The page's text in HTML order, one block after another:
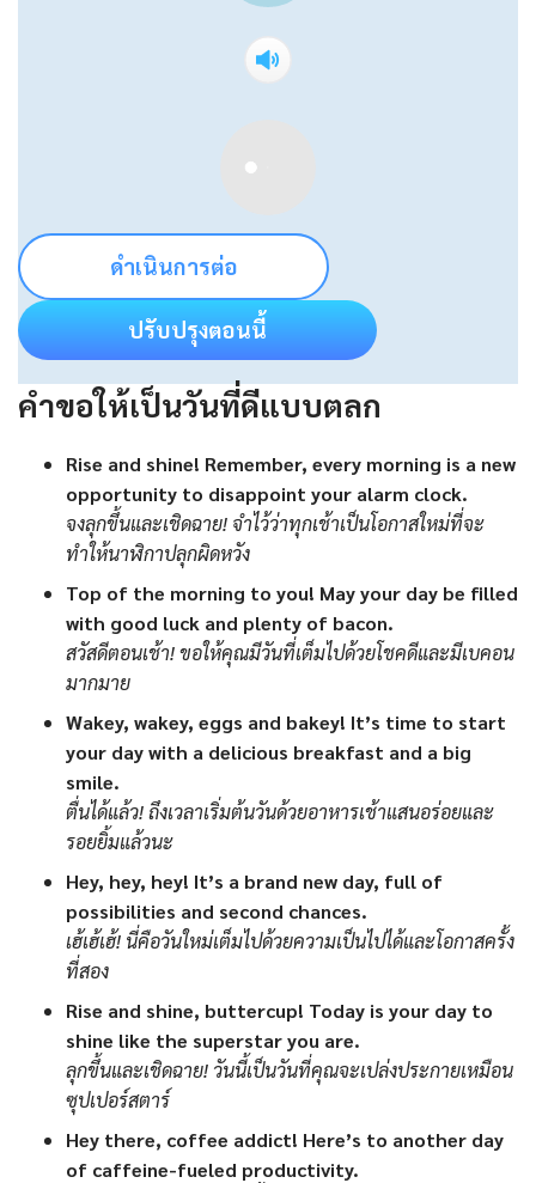
ดำเนินการต่อ
ปรับปรุงตอนนี้
คำขอให้เป็นวันที่ดีแบบตลก
Rise and shine! Remember, every morning is a new
opportunity to disappoint your alarm clock.
จงลุกขึ้นและเชิดฉาย! จำไว้ว่าทุกเช้าเป็นโอกาสใหม่ที่จะ
ทำให้นาฬิกาปลุกผิดหวัง
Top of the morning to you! May your day be filled
with good luck and plenty of bacon.
สวัสดีตอนเช้า! ขอให้คุณมีวันที่เต็มไปด้วยโชคดีและมีเบคอน
มากมาย
Wakey, wakey, eggs and bakey! It’s time to start
your day with a delicious breakfast and a big
smile.
ตื่นได้แล้ว! ถึงเวลาเริ่มต้นวันด้วยอาหารเช้าแสนอร่อยและ
รอยยิ้มแล้วนะ
Hey, hey, hey! It’s a brand new day, full of
possibilities and second chances.
เฮ้เฮ้เฮ้! นี่คือวันใหม่เต็มไปด้วยความเป็นไปได้และโอกาสครั้ง
ที่สอง
Rise and shine, buttercup! Today is your day to
shine like the superstar you are.
ลุกขึ้นและเชิดฉาย! วันนี้เป็นวันที่คุณจะเปล่งประกายเหมือน
ซุปเปอร์สตาร์
Hey there, coffee addict! Here’s to another day
of caffeine-fueled productivity.